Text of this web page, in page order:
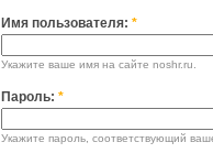
Имя пользователя: *
Укажите ваше имя на сайте noshr.ru.
Пароль: *
Укажите пароль, соответствующий